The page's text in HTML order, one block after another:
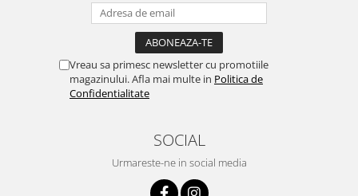
Vreau sa primesc newsletter cu promotiile
magazinului. Afla mai multe in Politica de
Confidentialitate
SOCIAL
Urmareste-ne in social media